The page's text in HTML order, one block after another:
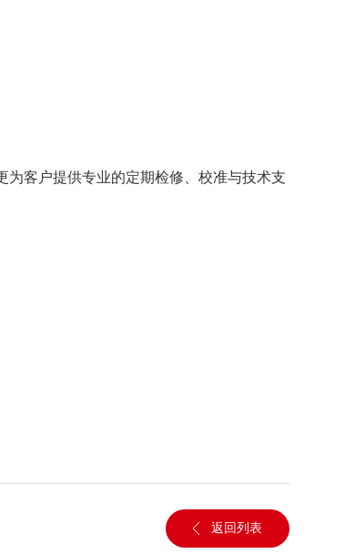
客户提供专业的定期检修、校准与技术支
返回列表